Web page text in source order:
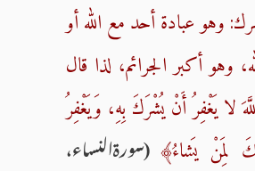
وهو عبادة أحد مع الله أو
وهو أكبر الجرائم، لذا قال
لا يَغْفِرُ أَنْ يُشْرَكَ بِهِ، وَيَغْفِرُ
لِمَنْ يَشاءُ﴾ (سورۃالنساء،